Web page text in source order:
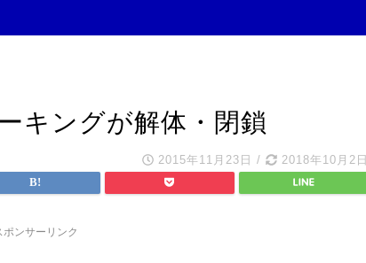
キングが解体・閉鎖
2015年11月23日 / 2018年10月2日
ポンサーリンク